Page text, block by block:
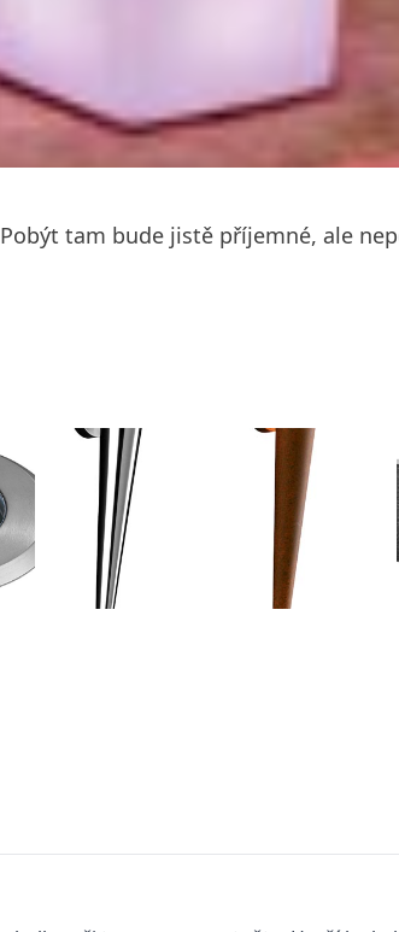
tam bude jistě příjemné, ale